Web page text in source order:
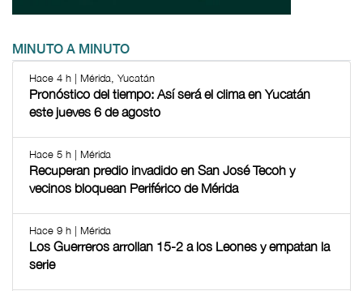
MINUTO A MINUTO
Hace 4 h | Mérida, Yucatán
Pronóstico del tiempo: Así será el clima en Yucatán
este jueves 6 de agosto
Hace 5 h | Mérida
Recuperan predio invadido en San José Tecoh y
vecinos bloquean Periférico de Mérida
Hace 9 h | Mérida
Los Guerreros arrollan 15-2 a los Leones y empatan la
serie